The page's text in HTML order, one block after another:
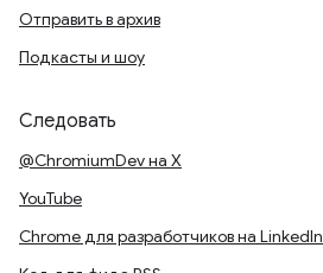
Отправить в архив
Подкасты и шоу
Следовать
@ChromiumDev на X
YouTube
Chrome для разработчиков на LinkedIn